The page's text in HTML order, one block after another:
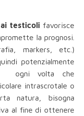
testicolifavorisce
la prognosi.
markers, etc.)
potenzialmente
ogni volta che
intrascrotale o
natura, bisogna
al fine di ottenere